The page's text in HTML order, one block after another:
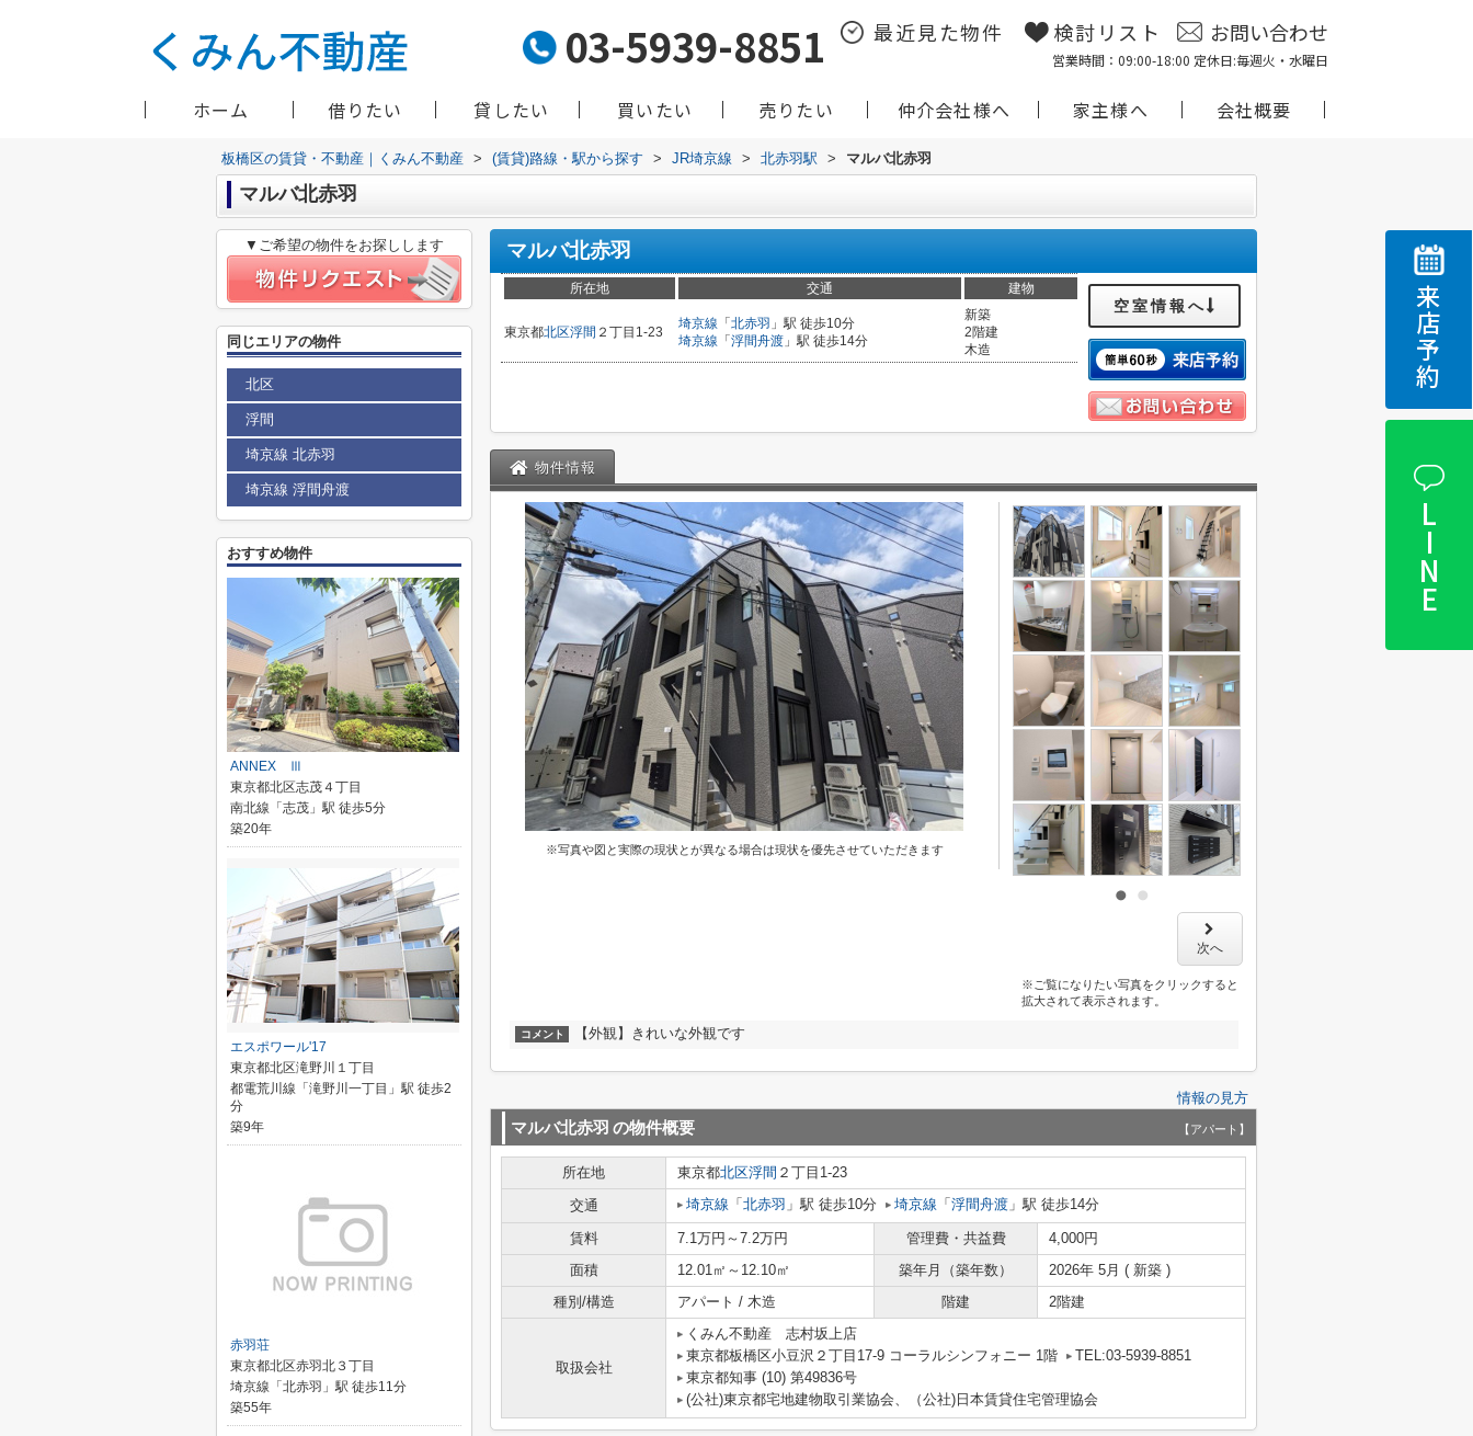
03-5939-8851 最近見た物件 検討リスト お問い合わせ
営業時間：09:00-18:00 定休日:毎週火・水曜日
ホーム 借りたい 貸したい 買いたい 売りたい 仲介会社様へ 家主様へ 会社概要
来店予約
LINE
板橋区の賃貸・不動産｜くみん不動産 > (賃貸)路線・駅から探す > JR埼京線 > 北赤羽駅 > マルバ北赤羽
マルバ北赤羽
マルバ北赤羽
所在地 交通 建物
東京都北区浮間 ２丁目1-23
埼京線 「 北赤羽 」駅 徒歩10分
埼京線 「 浮間舟渡 」駅 徒歩14分
新築
2階建
木造
空室情報へ
物件情報
※写真や図と実際の現状とが異なる場合は現状を優先させていただきます
次へ
※ご覧になりたい写真をクリックすると
拡大されて表示されます。
コメント 【外観】きれいな外観です
情報の見方
マルバ北赤羽 の物件概要 【アパート】
所在地 東京都北区浮間 ２丁目1-23
交通
埼京線 「 北赤羽 」駅 徒歩10分 埼京線 「 浮間舟渡 」駅 徒歩14分
賃料 7.1万円～7.2万円 管理費・共益費
4,000円
面積
12.01㎡～12.10㎡ 築年月（築年数）
2026年 5月 ( 新築 )
種別/構造
アパート / 木造 階建 2階建
取扱会社
くみん不動産 志村坂上店
東京都板橋区小豆沢２丁目17-9 コーラルシンフォニー 1階
TEL:03-5939-8851
東京都知事 (10) 第49836号
(公社)東京都宅地建物取引業協会、（公社)日本賃貸住宅管理協会
▼ご希望の物件をお探しします
同じエリアの物件
北区
浮間
埼京線 北赤羽
埼京線 浮間舟渡
おすすめ物件
ANNEX Ⅲ
東京都北区志茂４丁目
南北線「志茂」駅 徒歩5分
築20年
エスポワール'17
東京都北区滝野川１丁目
都電荒川線「滝野川一丁目」駅 徒歩2
分
築9年
赤羽荘
東京都北区赤羽北３丁目
埼京線「北赤羽」駅 徒歩11分
築55年